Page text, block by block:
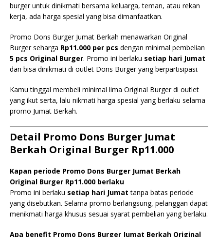
burger untuk dinikmati bersama keluarga, teman, atau rekan
kerja, ada harga spesial yang bisa dimanfaatkan.
Promo Dons Burger Jumat Berkah menawarkan Original
Burger seharga Rp11.000 per pcs dengan minimal pembelian
5 pcs Original Burger. Promo ini berlaku setiap hari Jumat
dan bisa dinikmati di outlet Dons Burger yang berpartisipasi.
Kamu tinggal membeli minimal lima Original Burger di outlet
yang ikut serta, lalu nikmati harga spesial yang berlaku selama
promo Jumat Berkah.
Detail Promo Dons Burger Jumat
Berkah Original Burger Rp11.000
Kapan periode Promo Dons Burger Jumat Berkah
Original Burger Rp11.000 berlaku
Promo ini berlaku setiap hari Jumat tanpa batas periode
yang disebutkan. Selama promo berlangsung, pelanggan dapat
menikmati harga khusus sesuai syarat pembelian yang berlaku.
Apa benefit Promo Dons Burger Jumat Berkah Original